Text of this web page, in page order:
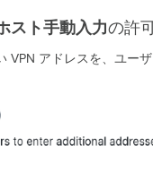
スト手動入力の許
VPN アドレスを、ユー